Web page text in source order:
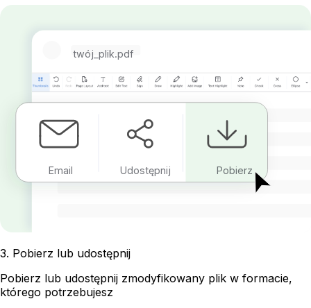
twój_plik.pdf
Email Udostępnij Pobierz
3. Pobierz lub udostępnij
Pobierz lub udostępnij zmodyfikowany plik w formacie,
którego potrzebujesz